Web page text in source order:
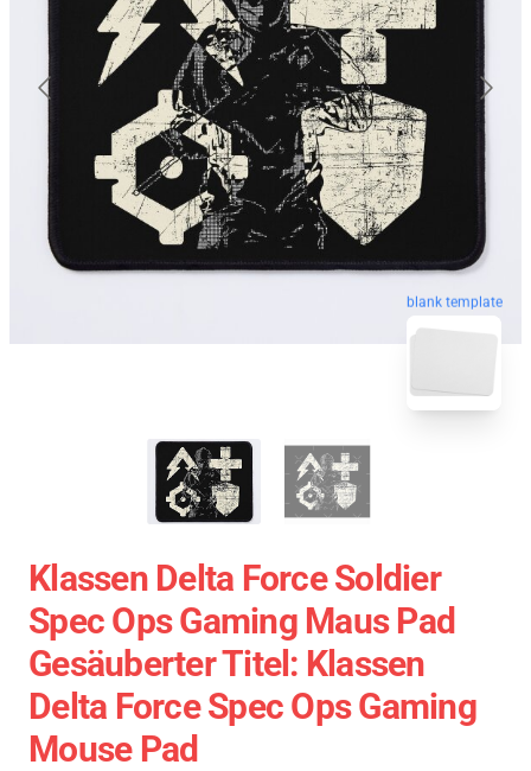
blank template
Klassen Delta Force Soldier
Spec Ops Gaming Maus Pad
Gesäuberter Titel: Klassen
Delta Force Spec Ops Gaming
Mouse Pad